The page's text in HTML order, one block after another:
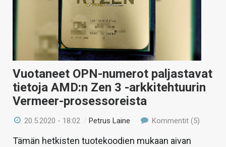
Vuotaneet OPN-numerot paljastavat
tietoja AMD:n Zen 3 -arkkitehtuurin
Vermeer-prosessoreista
20.5.2020 - 18:02 /Petrus Laine Kommentit (5)
Tämän hetkisten tuotekoodien mukaan aivan